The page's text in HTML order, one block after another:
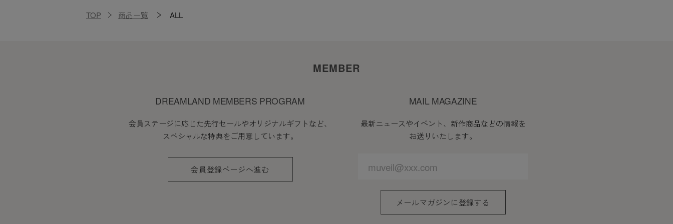
TOP 商品一覧 ALL
MEMBER
DREAMLAND MEMBERS PROGRAM
会員ステージに応じた先行セールやオリジナルギフトなど、
スペシャルな特典をご用意しています。
会員登録ページへ進む
MAIL MAGAZINE
最新ニュースやイベント、新作商品などの情報を
お送りいたします。
メールマガジンに登録する